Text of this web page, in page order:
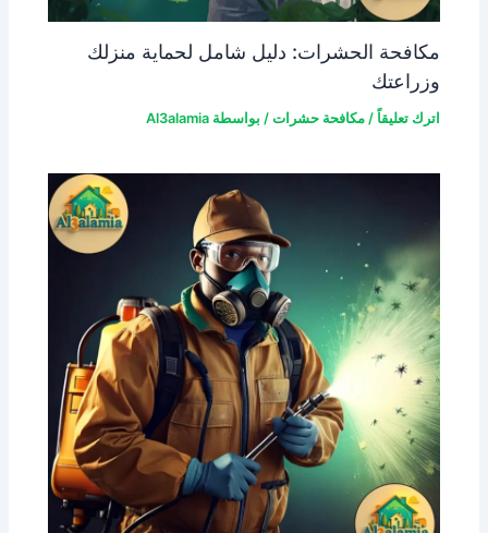
مكافحة الحشرات: دليل شامل لحماية منزلك
وزراعتك
اترك تعليقاً /مكافحة حشرات / بواسطة Al3alamia